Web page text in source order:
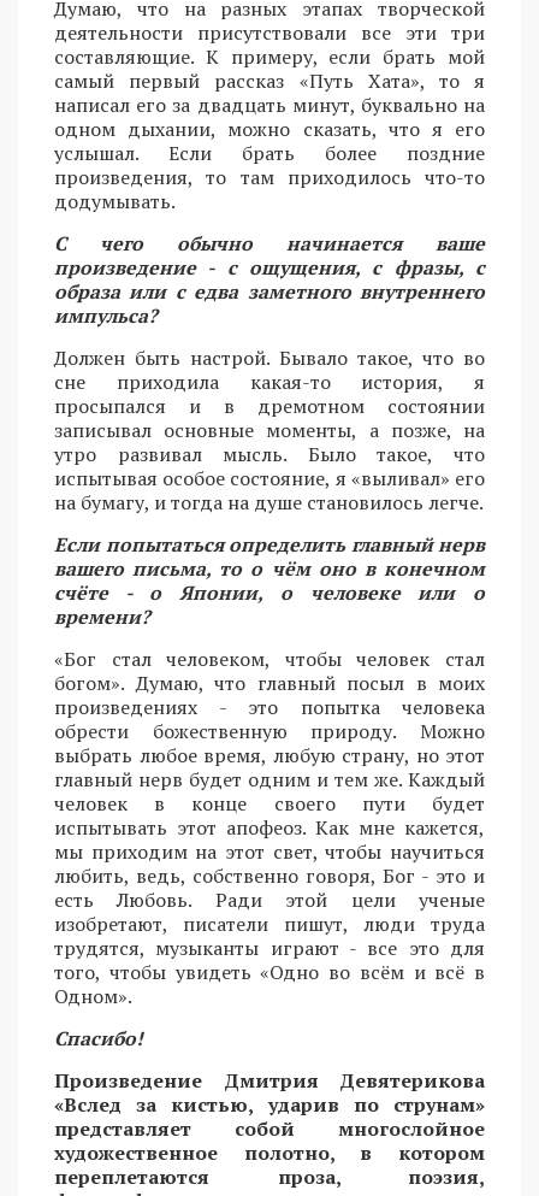
Думаю, что на разных этапах творческой
деятельности присутствовали все эти три
составляющие. К примеру, если брать мой
самый первый рассказ «Путь Хата», то я
написал его за двадцать минут, буквально на
одном дыхании, можно сказать, что я его
услышал. Если брать более поздние
произведения, то там приходилось что-то
додумывать.
С чего обычно начинается ваше
произведение - с ощущения, с фразы, с
образа или с едва заметного внутреннего
импульса?
Должен быть настрой. Бывало такое, что во
сне приходила какая-то история, я
просыпался и в дремотном состоянии
записывал основные моменты, а позже, на
утро развивал мысль. Было такое, что
испытывая особое состояние, я «выливал» его
на бумагу, и тогда на душе становилось легче.
Если попытаться определить главный нерв
вашего письма, то о чём оно в конечном
счёте - о Японии, о человеке или о
времени?
«Бог стал человеком, чтобы человек стал
богом». Думаю, что главный посыл в моих
произведениях - это попытка человека
обрести божественную природу. Можно
выбрать любое время, любую страну, но этот
главный нерв будет одним и тем же. Каждый
человек в конце своего пути будет
испытывать этот апофеоз. Как мне кажется,
мы приходим на этот свет, чтобы научиться
любить, ведь, собственно говоря, Бог - это и
есть Любовь. Ради этой цели ученые
изобретают, писатели пишут, люди труда
трудятся, музыканты играют - все это для
того, чтобы увидеть «Одно во всём и всё в
Одном».
Спасибо!
Произведение Дмитрия Девятерикова
«Вслед за кистью, ударив по струнам»
представляет собой многослойное
художественное полотно, в котором
переплетаются проза, поэзия,